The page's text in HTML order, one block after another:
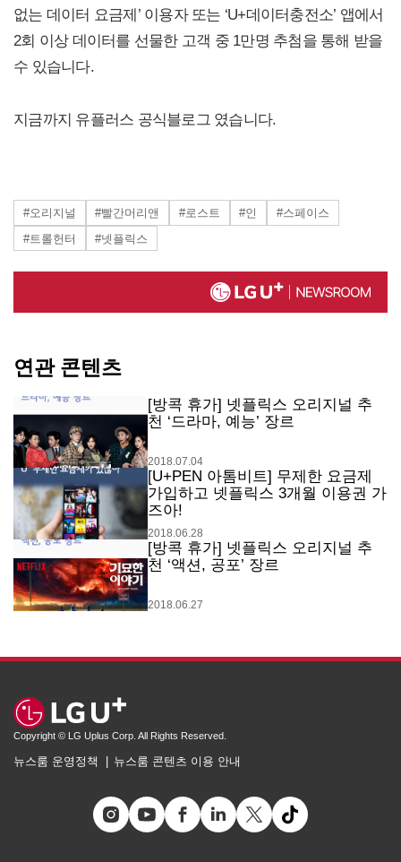
없는 데이터 요금제’ 이용자 또는 ‘U+데이터충전소’ 앱에서
2회 이상 데이터를 선물한 고객 중 1만명 추첨을 통해 받을
수 있습니다.
지금까지 유플러스 공식블로그 였습니다.
#오리지널 #빨간머리앤 #로스트 #인
#스페이스
#트롤헌터
#넷플릭스
연관 콘텐츠
[방콕 휴가] 넷플릭스 오리지널 추
천 ‘드라마, 예능’ 장르
2018.07.04
[U+PEN 아톰비트] 무제한 요금제
가입하고 넷플릭스 3개월 이용권 가
즈아!
2018.06.28
[방콕 휴가] 넷플릭스 오리지널 추
천 ‘액션, 공포’ 장르
2018.06.27
Copyright © LG Uplus Corp. All Rights Reserved.
뉴스룸 운영정책 뉴스룸 콘텐츠 이용 안내